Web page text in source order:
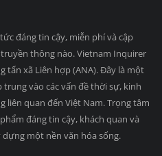
đáng tin cậy, miễn phí và cập
thông nào. Vietnam Inquirer
tấn xã Liên hợp (ANA). Đây là một
vào các vấn đề thời sự, kinh
liên quan đến Việt Nam. Trọng tâm
đáng tin cậy, khách quan và
một nền văn hóa sống.